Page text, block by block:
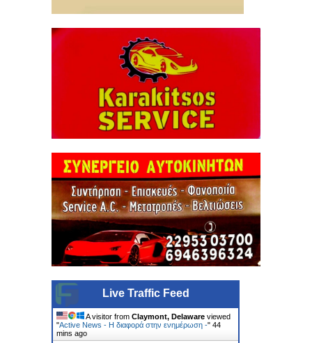
Live Traffic Feed
A visitor from Claymont, Delaware viewed
"Active News - Η διαφορά στην ενημέρωση -" 44
mins ago